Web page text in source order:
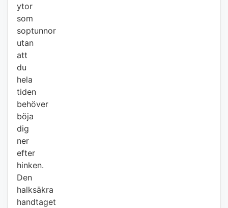
ytor
som
soptunnor
utan
att
du
hela
tiden
behöver
böja
dig
ner
efter
hinken.
Den
halksäkra
handtaget